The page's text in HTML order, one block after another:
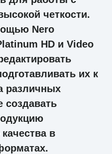
четкости.
Nero
HD и Video
их к
различных
создавать
в